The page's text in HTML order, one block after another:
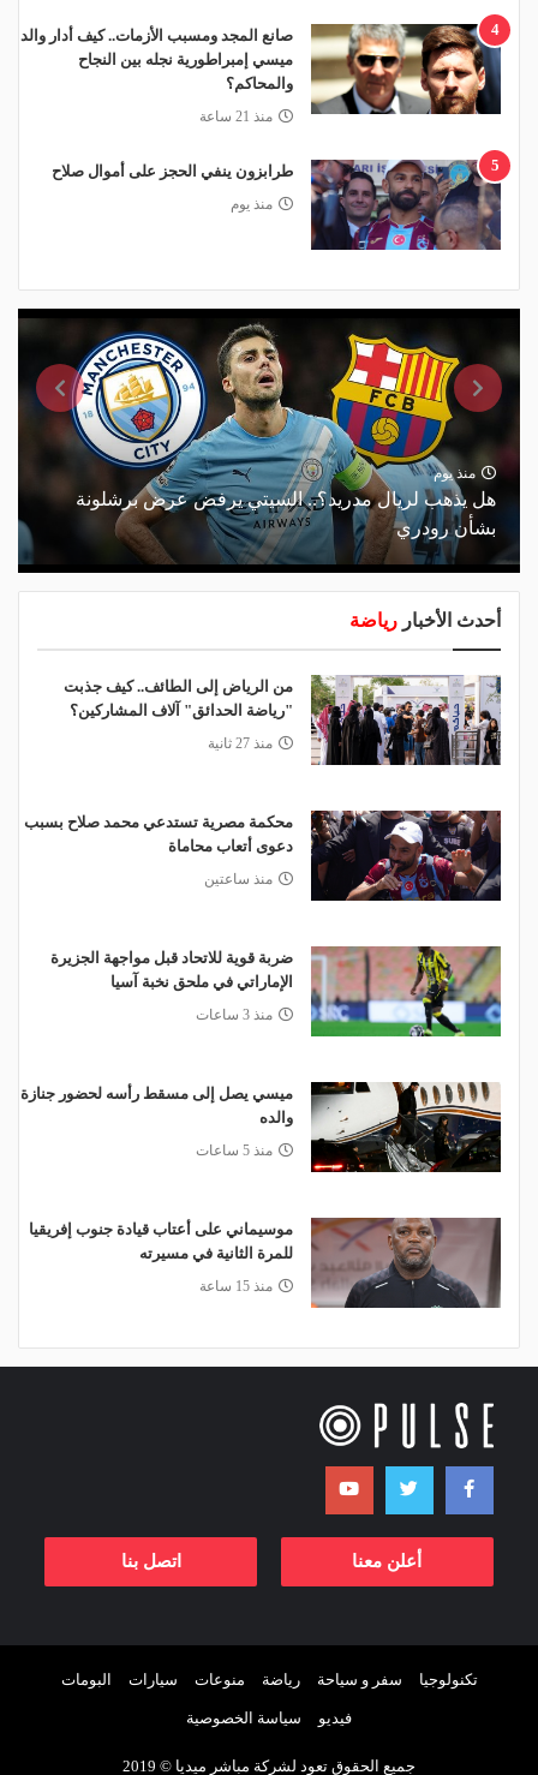
4
صانع المجد ومسبب الأزمات.. كيف أدار والد
ميسي إمبراطورية نجله بين النجاح
والمحاكم؟
منذ 21 ساعة
5 طرابزون ينفي الحجز على أموال صلاح
منذ يوم
منذ يوم
هل يذهب لريال مدريد؟.. السيتي يرفض عرض برشلونة
بشأن رودري
أحدث الأخبار رياضة
من الرياض إلى الطائف.. كيف جذبت
"رياضة الحدائق" آلاف المشاركين؟
منذ 27 ثانية
محكمة مصرية تستدعي محمد صلاح بسبب
دعوى أتعاب محاماة
منذ ساعتين
ضربة قوية للاتحاد قبل مواجهة الجزيرة
الإماراتي في ملحق نخبة آسيا
منذ 3 ساعات
ميسي يصل إلى مسقط رأسه لحضور جنازة
والده
منذ 5 ساعات
موسيماني على أعتاب قيادة جنوب إفريقيا
للمرة الثانية في مسيرته
منذ 15 ساعة
أعلن معنا اتصل بنا
تكنولوجيا سفر و سياحة رياضة منوعات سيارات البومات
فيديو سياسة الخصوصية
جميع الحقوق تعود لشركة مباشر ميديا © 2019